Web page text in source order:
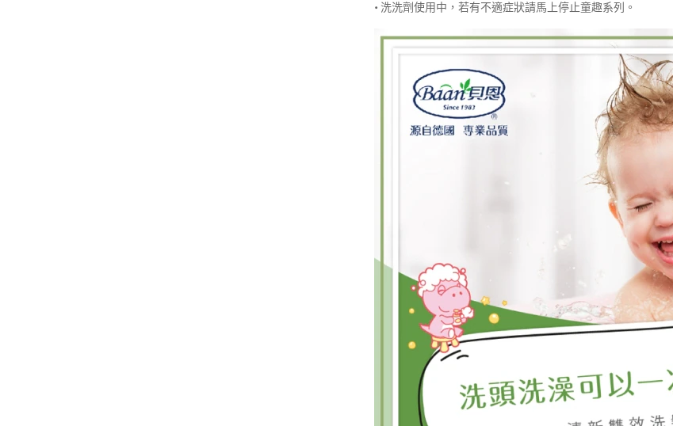
• 洗洗劑使用中，若有不適症狀請馬上停止童趣系列。